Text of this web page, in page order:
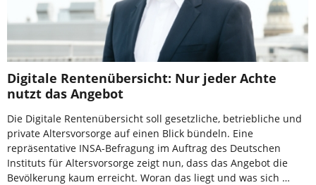
Digitale Rentenübersicht: Nur jeder Achte
nutzt das Angebot
Die Digitale Rentenübersicht soll gesetzliche, betriebliche und
private Altersvorsorge auf einen Blick bündeln. Eine
repräsentative INSA-Befragung im Auftrag des Deutschen
Instituts für Altersvorsorge zeigt nun, dass das Angebot die
Bevölkerung kaum erreicht. Woran das liegt und was sich …